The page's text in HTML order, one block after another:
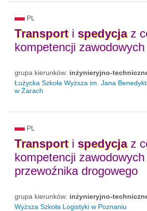
PL
Transporti spedycjaz
kompetencji zawodowych
grupa kierunków: inżynieryjno-
Łużycka Szkoła Wyższa im. Jana
w Żarach
PL
Transporti spedycjaz
kompetencji
przewoźnika drogowego
grupa kierunków: inżynieryjno-
Wyższa Szkoła Logistyki w Poznaniu